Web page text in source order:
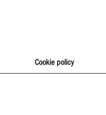
Cookie policy